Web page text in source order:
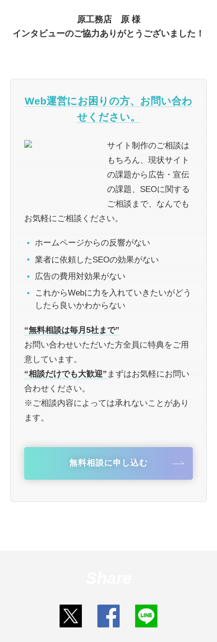
原工務店 原 様
インタビューのご協力ありがとうございました！
Web運営にお困りの方、お問い合わ
せください。
サイト制作のご相談は
もちろん、現状サイト
の課題から広告・宣伝
の課題、SEOに関する
ご相談まで、なんでも
お気軽にご相談ください。
ホームページからの反響がない
業者に依頼したSEOの効果がない
広告の費用対効果がない
これからWebに力を入れていきたいがどう
したら良いかわからない
“無料相談は毎月5社まで”
お問い合わせいただいた方全員に特典をご用
意しています。
“相談だけでも大歓迎”まずはお気軽にお問い
合わせください。
※ご相談内容によっては承れないことがあり
ます。
無料相談に申し込む